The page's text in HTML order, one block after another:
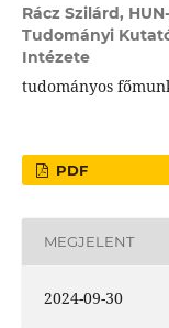
Rácz Szilárd,
Tudományi
Intézete
tudományos
PDF
MEGJELENT
2024-09-30